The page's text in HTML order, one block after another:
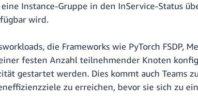
Instance-Gruppe in den InService-Status
wird.
die Frameworks wie PyTorch FSDP,
festen Anzahl teilnehmender Knoten
gestartet werden. Dies kommt auch Teams
zu erreichen, bevor sie sich zu